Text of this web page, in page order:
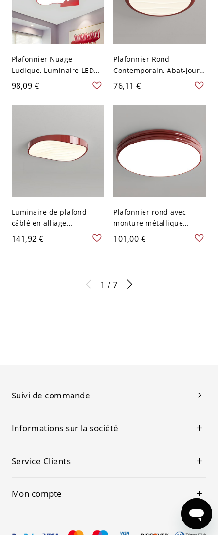
Plafonnier Nuage
Ludique, Luminaire LED
Créatif pour Chambre
Diffusé - Rouge 110 V-120
98,09 €
Plafonnier Rond
Contemporain, Abat-jour
Acrylique Texturé Vague,
Rouge 110 V-120 V 22,86
76,11 €
Luminaire de plafond
câblé en alliage
symétrique avec abat-jour
en acrylique adapté pour
141,92 €
Plafonnier rond avec
monture métallique
encastrée et abat-jour en
PMMA - Rouge 110 V-120
101,00 €
1 / 7
Suivi de commande
Informations sur la société
Service Clients
Mon compte